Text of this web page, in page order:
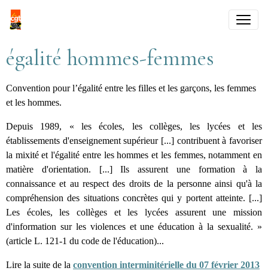
égalité hommes-femmes
Convention pour l’égalité entre les filles et les garçons, les femmes
et les hommes.
Depuis 1989, « les écoles, les collèges, les lycées et les
établissements d'enseignement supérieur [...] contribuent à favoriser
la mixité et l'égalité entre les hommes et les femmes, notamment en
matière d'orientation. [...] Ils assurent une formation à la
connaissance et au respect des droits de la personne ainsi qu'à la
compréhension des situations concrètes qui y portent atteinte. [...]
Les écoles, les collèges et les lycées assurent une mission
d'information sur les violences et une éducation à la sexualité. »
(article L. 121-1 du code de l'éducation)...
Lire la suite de la convention interminitérielle du 07 février 2013